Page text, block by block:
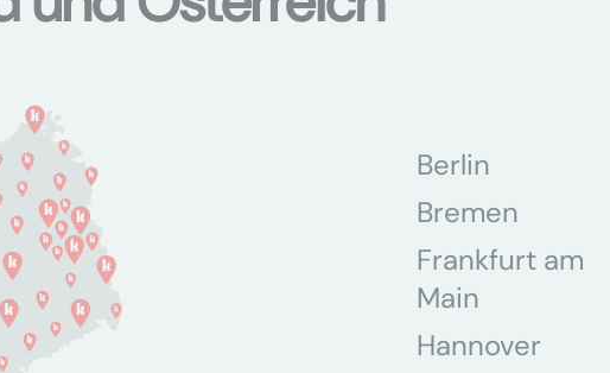
Berlin
Bremen
Frankfurt am
Main
Hannover